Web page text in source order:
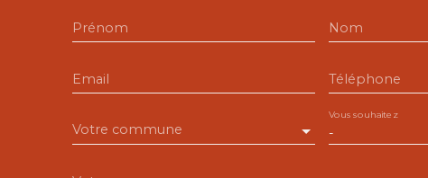
Prénom Nom
Email Téléphone
Votre commune -
Vous souhaitez